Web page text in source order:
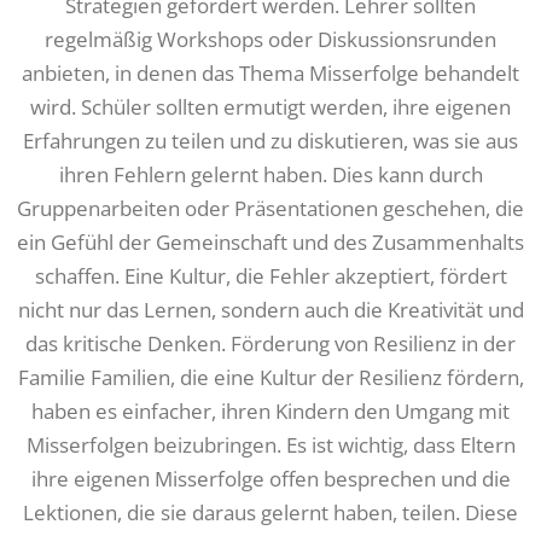
regelmäßig Workshops oder Diskussionsrunden
anbieten, in denen das Thema Misserfolge behandelt
wird. Schüler sollten ermutigt werden, ihre eigenen
Erfahrungen zu teilen und zu diskutieren, was sie aus
ihren Fehlern gelernt haben. Dies kann durch
Gruppenarbeiten oder Präsentationen geschehen, die
ein Gefühl der Gemeinschaft und des Zusammenhalts
schaffen. Eine Kultur, die Fehler akzeptiert, fördert
nicht nur das Lernen, sondern auch die Kreativität und
das kritische Denken. Förderung von Resilienz in der
Familie Familien, die eine Kultur der Resilienz fördern,
haben es einfacher, ihren Kindern den Umgang mit
Misserfolgen beizubringen. Es ist wichtig, dass Eltern
ihre eigenen Misserfolge offen besprechen und die
Lektionen, die sie daraus gelernt haben, teilen. Diese